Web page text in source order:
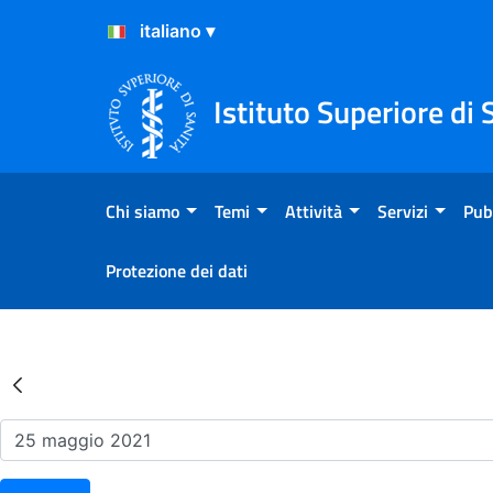
Salta al Contenuto
Salta al Footer
Istituto Superiore di
Chi siamo Temi Attività Servizi
Protezione dei dati
Risultati della Ricerca -